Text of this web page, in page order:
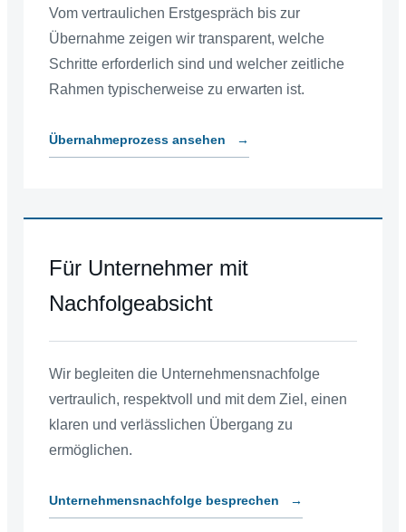
Vom vertraulichen Erstgespräch bis zur
Übernahme zeigen wir transparent, welche
Schritte erforderlich sind und welcher zeitliche
Rahmen typischerweise zu erwarten ist.
Übernahmeprozess ansehen →
Für Unternehmer mit
Nachfolgeabsicht
Wir begleiten die Unternehmensnachfolge
vertraulich, respektvoll und mit dem Ziel, einen
klaren und verlässlichen Übergang zu
ermöglichen.
Unternehmensnachfolge besprechen →